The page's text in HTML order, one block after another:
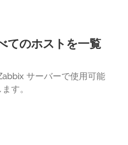
てのホストを一覧
サーバーで使用可能
す。